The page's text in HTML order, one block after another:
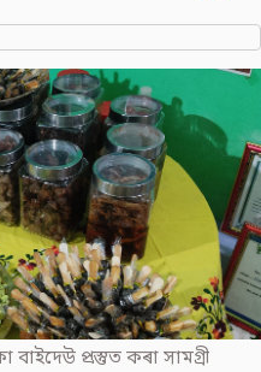
বাইদেউ প্ৰস্তুত কৰা সামগ্ৰী